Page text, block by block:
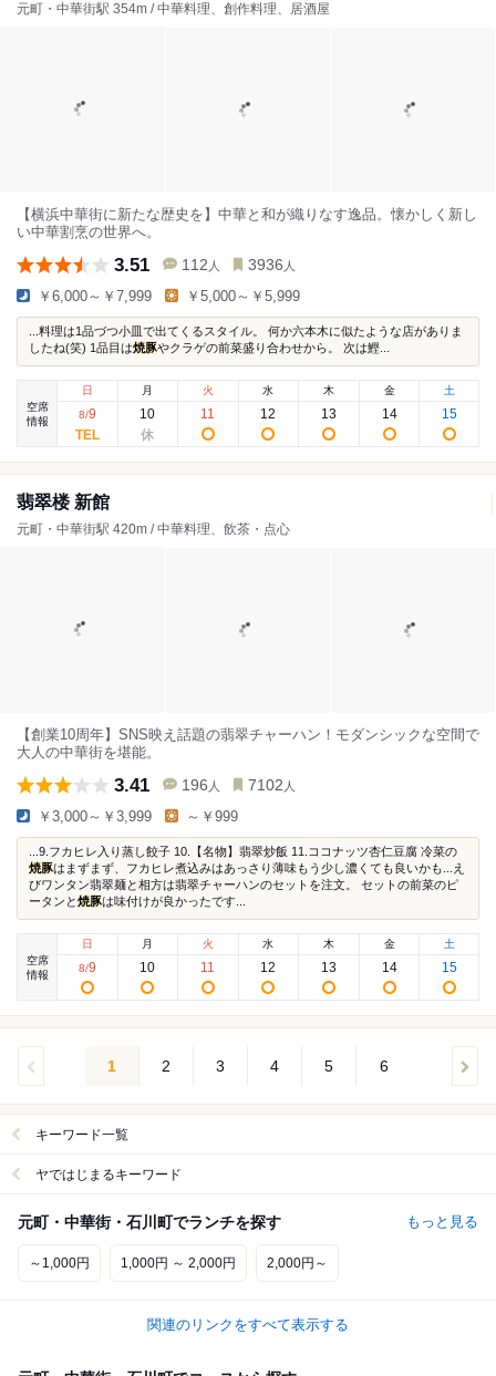
元町・中華街駅 354m / 中華料理、創作料理、居酒屋
【横浜中華街に新たな歴史を】中華と和が織りなす逸品。懐かしく新し
い中華割烹の世界へ。
3.51 112 人 3936 人
￥6,000～￥7,999 ￥5,000～￥5,999
...料理は1品づつ小皿で出てくるスタイル。 何か六本木に似たような店がありま
したね(笑) 1品目は焼豚やクラゲの前菜盛り合わせから。 次は鰹...
空席
情報
日
8/9
月
10
火
11
水
12
木
13
金
14
土
15
翡翠楼 新館
元町・中華街駅 420m / 中華料理、飲茶・点心
【創業10周年】SNS映え話題の翡翠チャーハン！モダンシックな空間で
大人の中華街を堪能。
3.41 196 人 7102 人
￥3,000～￥3,999 ～￥999
...9.フカヒレ入り蒸し餃子 10.【名物】翡翠炒飯 11.ココナッツ杏仁豆腐 冷菜の
焼豚はまずまず、フカヒレ煮込みはあっさり薄味もう少し濃くても良いかも...え
びワンタン翡翠麺と相方は翡翠チャーハンのセットを注文。 セットの前菜のピ
ータンと焼豚は味付けが良かったです...
空席
情報
日
8/9
月
10
火
11
水
12
木
13
金
14
土
15
1 2 3 4 5 6
キーワード一覧
ヤではじまるキーワード
元町・中華街・石川町でランチを探す もっと見る
～1,000円 1,000円 ～ 2,000円 2,000円～
関連のリンクをすべて表示する